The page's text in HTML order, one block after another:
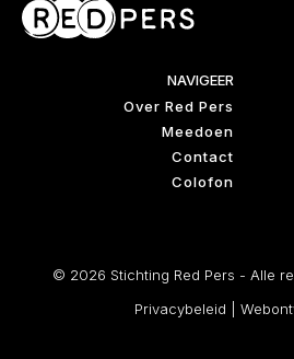
NAVIGEER
Over Red Pers
Meedoen
Contact
Colofon
© 2026 Stichting Red Pers - Alle
Privacybeleid